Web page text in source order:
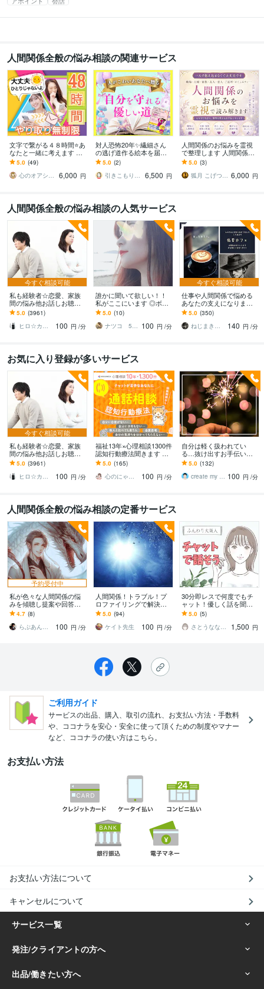
人間関係全般の悩み相談の関連サービス
文字で繋がる４８時間⭐️あ
なたと一緒に考えます 恋
愛♡モラハラ・HSP思考
の整理 ✨連続2日間じゃな
くて⭕️
5.0 (49)
心のオアシスまどかの部屋
6,000 円
対人恐怖20年✨繊細さん
の逃げ道作る絵本を届け
ます 人間社会に疲れたあ
なたへ☘️自分を守れる優
しい道の見つけ方♥
5.0 (2)
引きこもり女子サクラ✨実績1200件超
6,500 円
人間関係のお悩みを霊視
で整理します 人間関係の
悩みと今後の流れを読み
解きます
5.0 (3)
狐月 こげつ 霊視鑑定師 6,000 円
人間関係全般の悩み相談の人気サービス
今すぐ相談可能
私も経験者☆恋愛、家族
間の悩み他お話しお聴き
します 心理カウンセラー
が恋愛・復縁・夫婦問題
等☆解決策を共有します
5.0 (3961)
ヒロ☆カウンセリング＆コンサルティング
100 円 /分
誰かに聞いて欲しい！！
私がここにいます ◎ボイ
スサンプルあり◎ゆっく
り丁寧にお話お聴きしま
す。
5.0 (10)
ナツコ 50代女性 ８月限定お値下げ中！ 100 円 /分
今すぐ相談可能
仕事や人間関係で悩める
あなたの支えになります /
ほっと一息、あたたかく
てやわらかい時間を低音
と共に
5.0 (350)
ねじまき鳥_nezimakidori
140 円 /分
お気に入り登録が多いサービス
今すぐ相談可能
私も経験者☆恋愛、家族
間の悩み他お話しお聴き
します 心理カウンセラー
が恋愛・復縁・夫婦問題
等☆解決策を共有します
5.0 (3961)
ヒロ☆カウンセリング＆コンサルティング
100 円 /分
福祉13年×心理相談1300件
認知行動療法聞きます コ
コナラ10年1300件で人間
関係の悩みに寄り添いア
ドバイス
5.0 (165)
心のにゃん友 ゆかこ【うつ・復縁相談】
100 円 /分
自分は軽く扱われてい
る…抜け出すお手伝いを
します バカにされる、都
合よく使われる、マウン
トを取られるとき
5.0 (132)
create my life 100 円 /分
人間関係全般の悩み相談の定番サービス
予約受付中
私が色々な人間関係の悩
みを傾聴し提案や回答を
します 相談歴20年以上あ
ります！ 何でも遠慮せ
ずお申しでください♪
4.7 (8)
らぶあんどぴいす
100 円 /分
人間関係！トラブル！プ
ロファイリングで解決致
します 何故か上手くいか
ない！トラブルになって
る！もうわからない！
5.0 (94)
ケイト先生
100 円 /分
30分即レスで何度でもチ
ャット！優しく話を聞き
ます 回数無制限♫延長で
きます！悩み相談、愚
痴、雑談、LINE感覚
5.0 (5)
さとうなな Satoo00
1,500 円
ご利用ガイド
サービスの出品、購入、取引の流れ、お支払い方法・手数料
や、ココナラを安心・安全に使って頂くための制度やマナー
など、ココナラの使い方はこちら。
お支払い方法
お支払い方法について
キャンセルについて